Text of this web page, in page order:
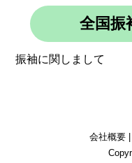
電話番号 052-
不定休
電話番号 080-
定休日 不定休
〒
電話番号 098-
全国振
営業時間 24時間
振袖に関しまして
会社概要|